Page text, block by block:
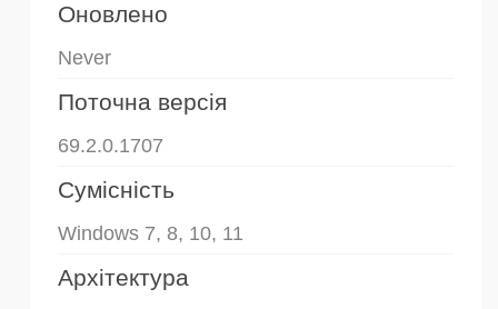
Оновлено
Never
Поточна версія
69.2.0.1707
Сумісність
Windows 7, 8, 10, 11
Архітектура